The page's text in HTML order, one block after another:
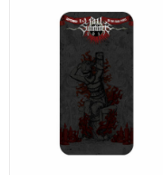
LA
PAGE
DU
PRODUIT
CHOIX DES
CE
PRODUIT
A
PLUSIEURS
/ DÉTAILS